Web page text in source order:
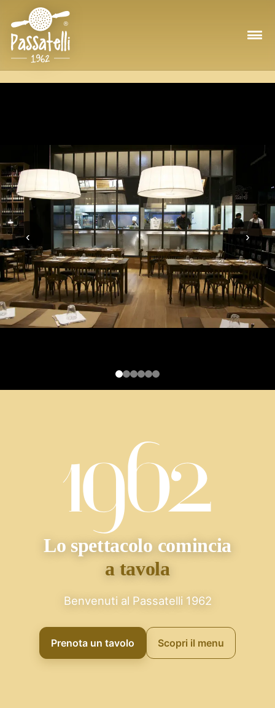
Salta al contenuto
‹ ›
Lo spettacolo comincia
a tavola
Benvenuti al Passatelli 1962
Prenota un tavolo Scopri il menu